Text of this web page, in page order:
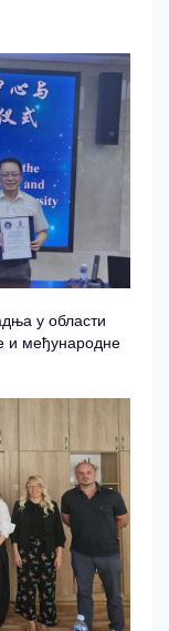
у области
и међународне